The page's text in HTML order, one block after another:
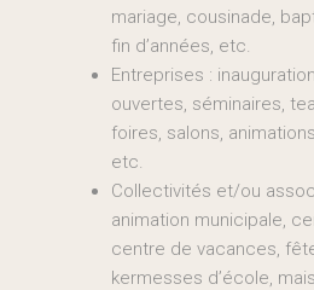
mariage, cousinade,
fin d’années, etc.
Entreprises :
ouvertes, séminaires,
foires, salons,
etc.
Collectivités et/ou
animation municipale,
centre de vacances,
kermesses d’école,